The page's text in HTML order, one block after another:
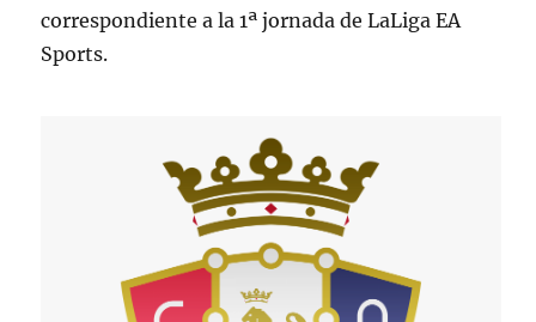
correspondiente a la 1ª jornada de LaLiga EA
Sports.